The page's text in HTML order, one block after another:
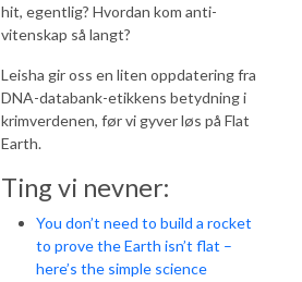
hit, egentlig? Hvordan kom anti-
vitenskap så langt?
Leisha gir oss en liten oppdatering fra
DNA-databank-etikkens betydning i
krimverdenen, før vi gyver løs på Flat
Earth.
Ting vi nevner:
You don’t need to build a rocket
to prove the Earth isn’t flat –
here’s the simple science